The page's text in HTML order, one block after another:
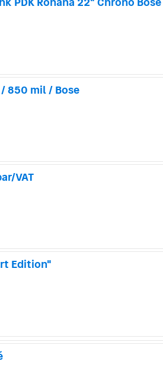
/ 850 mil / Bose
VAT
Edition"